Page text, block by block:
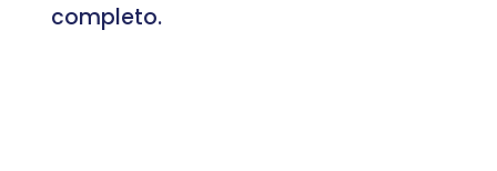
completo.